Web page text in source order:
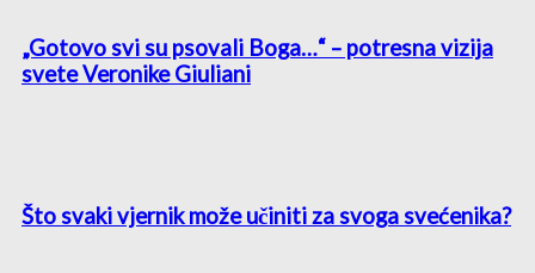
„Gotovo svi su psovali Boga…“ – potresna vizija
svete Veronike Giuliani
Što svaki vjernik može učiniti za svoga svećenika?